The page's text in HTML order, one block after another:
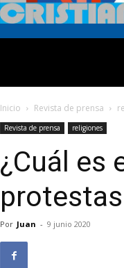
Inicio Revista de prensa
Revista de prensa religiones
¿Cuál es
protestas
Por Juan - 9 junio 2020